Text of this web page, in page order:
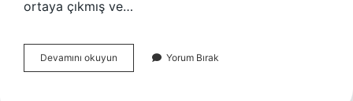
ortaya çıkmış ve…
Devamını okuyun
Destede
Yorum Bırak